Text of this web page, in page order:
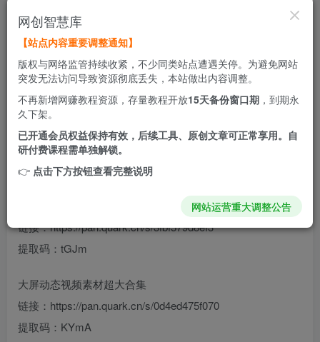
学习研究参考，不得以任何理由在商业行为中使用。如有侵
权，请及时联系删除，坚决捍卫您的合法权益。
联系微信：a51181688
联系 QQ：281666979
联系邮箱：281666979@qq.com
免费资源分享
链接：https://pan.quark.cn/s/3fbf579d8ef3
提取码：tGJm
大屏动态视频素材超大合集
链接：https://pan.quark.cn/s/0d4ed475f070
提取码：KYmA
网创智慧库
【站点内容重要调整通知】
版权与网络监管持续收紧，不少同类站点遭遇关停。为避免网站
突发无法访问导致资源彻底丢失，本站做出内容调整。
不再新增网赚教程资源，存量教程开放15天备份窗口期 ，到期永
久下架。
已开通会员权益保持有效，后续工具、原创文章可正常享用。自
研付费课程需单独解锁。
👉 点击下方按钮查看完整说明
网站运营重大调整公告